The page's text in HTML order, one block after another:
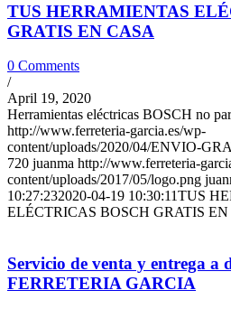
TUS HERRAMIENTAS
GRATIS EN CASA
0 Comments
/
April 19, 2020
Herramientas eléctricas BOSCH no
http://www.ferreteria-garcia.es/wp-
content/uploads/2020/04/ENVIO-
720 juanma http://www.ferreteria-
content/uploads/2017/05/logo.png
10:27:232020-04-19 10:30:11TUS
ELÉCTRICAS BOSCH GRATIS
Servicio de venta y entrega a
FERRETERIA GARCIA